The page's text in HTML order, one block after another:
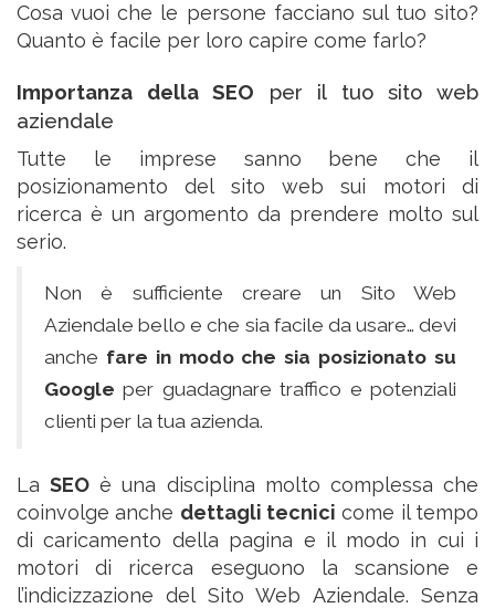
Cosa vuoi che le persone facciano sul tuo sito?
Quanto è facile per loro capire come farlo?
Importanza della SEO per il tuo sito web
aziendale
Tutte le imprese sanno bene che il
posizionamento del sito web sui motori di
ricerca è un argomento da prendere molto sul
serio.
Non è sufficiente creare un Sito Web
Aziendale bello e che sia facile da usare… devi
anche fare in modo che sia posizionato su
Google per guadagnare traffico e potenziali
clienti per la tua azienda.
LaSEO è una disciplina molto complessa che
coinvolge anche dettagli tecnici come il tempo
di caricamento della pagina e il modo in cui i
motori di ricerca eseguono la scansione e
l’indicizzazione del Sito Web Aziendale. Senza